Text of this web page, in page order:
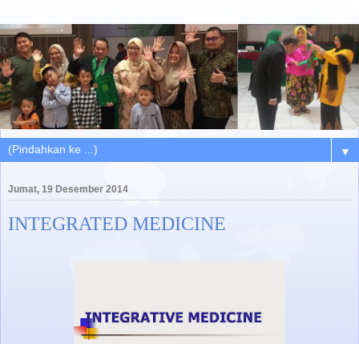
▼
Jumat, 19 Desember 2014
INTEGRATED MEDICINE